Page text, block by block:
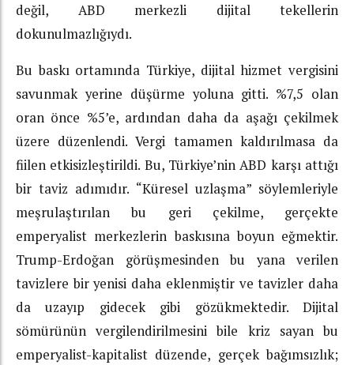
değil, ABD merkezli dijital tekellerin
dokunulmazlığıydı.
Bu baskı ortamında Türkiye, dijital hizmet vergisini
savunmak yerine düşürme yoluna gitti. %7,5 olan
oran önce %5’e, ardından daha da aşağı çekilmek
üzere düzenlendi. Vergi tamamen kaldırılmasa da
fiilen etkisizleştirildi. Bu, Türkiye’nin ABD karşı attığı
bir taviz adımıdır. “Küresel uzlaşma” söylemleriyle
meşrulaştırılan bu geri çekilme, gerçekte
emperyalist merkezlerin baskısına boyun eğmektir.
Trump-Erdoğan görüşmesinden bu yana verilen
tavizlere bir yenisi daha eklenmiştir ve tavizler daha
da uzayıp gidecek gibi gözükmektedir. Dijital
sömürünün vergilendirilmesini bile kriz sayan bu
emperyalist-kapitalist düzende, gerçek bağımsızlık;